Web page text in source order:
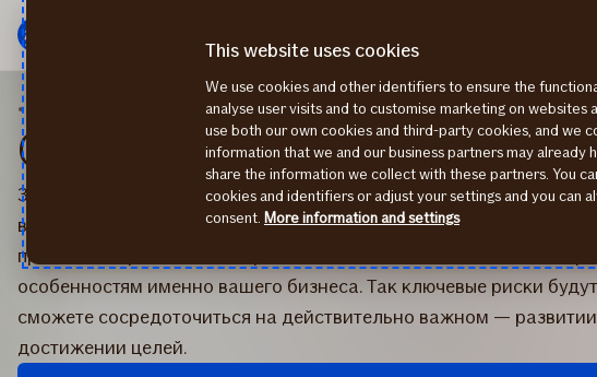
главное
меню
Перейти
содержанию
Страхование ответственности
Страхование
Защищена ли ваша компания от непредвиденных расходов,
возникнуть, если вы случайно нанесёте ущерб клиенту или
предлагаем решения по страхованию ответственности,
особенностям именно вашего бизнеса. Так ключевые риски
сможете сосредоточиться на действительно важном —
достижении целей.
This website uses cookies
We use cookies and other identifiers to ensure the
analyse user visits and to customise marketing on websites
use both our own cookies and third-party cookies, and we
information that we and our business partners may already
share the information we collect with these partners. You
cookies and identifiers or adjust your settings and you can
consent. More information and settings